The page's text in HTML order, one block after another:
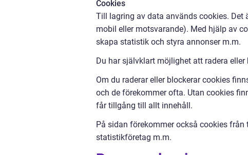
Cookies
Till lagring av data används cookies.
mobil eller motsvarande). Med hjälp av
skapa statistik och styra annonser m.m.
Du har självklart möjlighet att radera eller
Om du raderar eller blockerar cookies
och de förekommer ofta. Utan cookies
får tillgång till allt innehåll.
På sidan förekommer också cookies från
statistikföretag m.m.